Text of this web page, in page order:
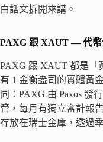
白話文拆開來講。
PAXG 跟 XAUT — 代幣
PAXG 跟 XAUT 都是「
有 1 金衡盎司的實體黃
同：PAXG 由 Paxos 發
管，每月有獨立審計報
存放在瑞士金庫，透過